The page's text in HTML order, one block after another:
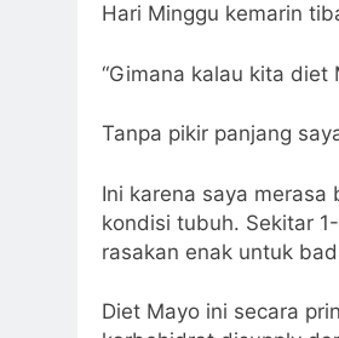
Hari Minggu kemarin
“Gimana kalau kita diet
Tanpa pikir panjang
Ini karena saya
kondisi tubuh. Sekitar
rasakan enak untuk
Diet Mayo ini secara